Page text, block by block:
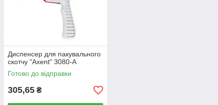
Диспенсер для пакувального
скотчу "Axent" 3080-А
Готово до відправки
305,65 ₴